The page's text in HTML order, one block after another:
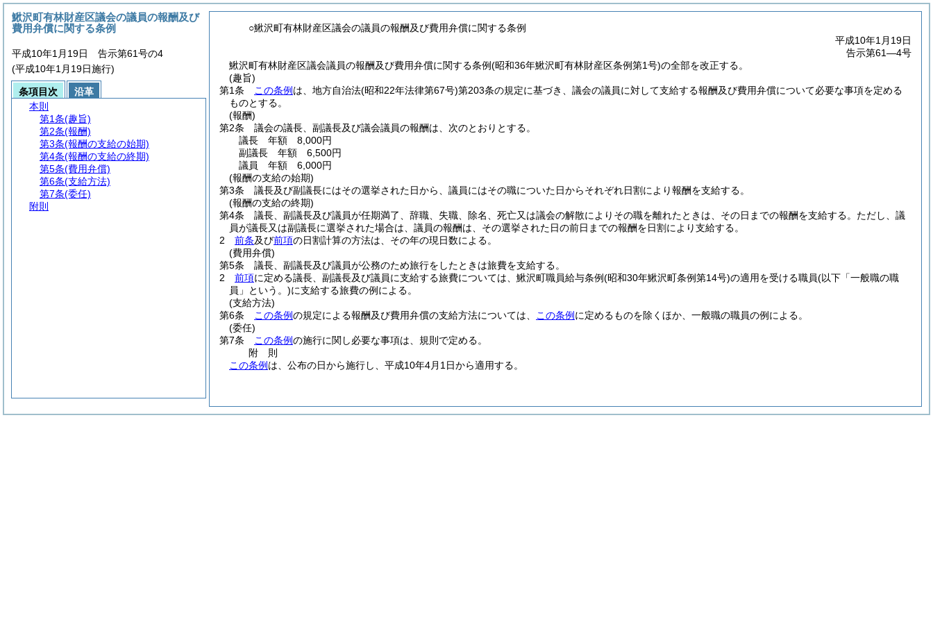
○鰍沢町有林財産区議会の議員の報酬及び費用弁償に関する条例
平成10年1月19日
告示第61―4号
鰍沢町有林財産区議会議員の報酬及び費用弁償に関する条例(昭和36年鰍沢町有林財産区条例第1号)の全部を改正する。
(趣旨)
第1条
この条例 は、地方自治法(昭和22年法律第67号)第203条の規定に基づき、議会の議員に対して支給する報酬及び費用弁償について必要な事項を定める
ものとする。
(報酬)
第2条
議会の議長、副議長及び議会議員の報酬は、次のとおりとする。
議長 年額 8,000円
副議長 年額 6,500円
議員 年額 6,000円
(報酬の支給の始期)
第3条
議長及び副議長にはその選挙された日から、議員にはその職についた日からそれぞれ日割により報酬を支給する。
(報酬の支給の終期)
第4条
議長、副議長及び議員が任期満了、辞職、失職、除名、死亡又は議会の解散によりその職を離れたときは、その日までの報酬を支給する。 ただし、議
員が議長又は副議長に選挙された場合は、議員の報酬は、その選挙された日の前日までの報酬を日割により支給する。
2
前条及び前項の日割計算の方法は、その年の現日数による。
(費用弁償)
第5条
議長、副議長及び議員が公務のため旅行をしたときは旅費を支給する。
2
前項に定める議長、副議長及び議員に支給する旅費については、鰍沢町職員給与条例(昭和30年鰍沢町条例第14号)の適用を受ける職員(以下「一般職の職
員」という。)に支給する旅費の例による。
(支給方法)
第6条
この条例の規定による報酬及び費用弁償の支給方法については、 この条例 に定めるものを除くほか、一般職の職員の例による。
(委任)
第7条
この条例の施行に関し必要な事項は、規則で定める。
附 則
この条例 は、公布の日から施行し、平成10年4月1日から適用する。
鰍沢町有林財産区議会の議員の報酬及び
費用弁償に関する条例
平成10年1月19日 告示第61号の4
(平成10年1月19日施行)
条項目次
沿革
本則
第1条(趣旨)
第2条(報酬)
第3条(報酬の支給の始期)
第4条(報酬の支給の終期)
第5条(費用弁償)
第6条(支給方法)
第7条(委任)
附則